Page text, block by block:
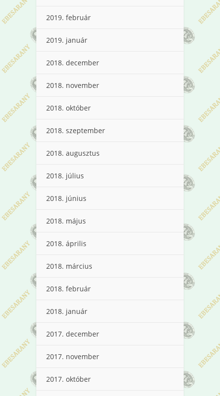
2019. február
2019. január
2018. december
2018. november
2018. október
2018. szeptember
2018. augusztus
2018. július
2018. június
2018. május
2018. április
2018. március
2018. február
2018. január
2017. december
2017. november
2017. október